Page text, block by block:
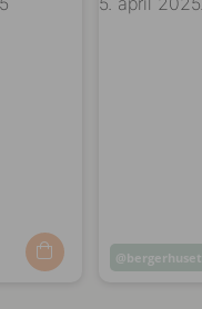
Opslag
bergerhuset